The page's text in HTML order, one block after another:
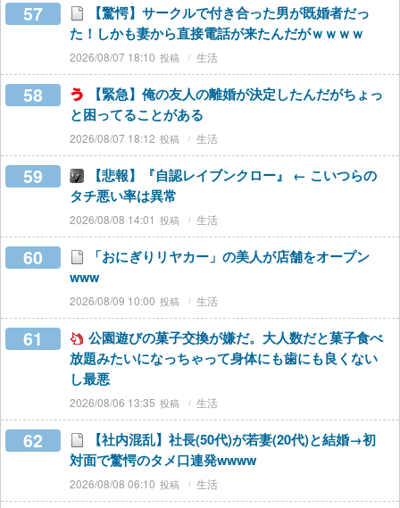
57
【驚愕】サークルで付き合った男が既婚者だっ
た！しかも妻から直接電話が来たんだがｗｗｗｗ
2026/08/07 18:10 生活
58
【緊急】俺の友人の離婚が決定したんだがちょっ
と困ってることがある
2026/08/07 18:12 生活
59
【悲報】『自認レイブンクロー』 ← こいつらの
タチ悪い率は異常
2026/08/08 14:01 生活
60
「おにぎりリヤカー」の美人が店舗をオープン
www
2026/08/09 10:00 生活
61
公園遊びの菓子交換が嫌だ。大人数だと菓子食べ
放題みたいになっちゃって身体にも歯にも良くない
し最悪
2026/08/06 13:35 生活
62
【社内混乱】社長(50代)が若妻(20代)と結婚→初
対面で驚愕のタメ口連発wwww
2026/08/08 06:10 生活